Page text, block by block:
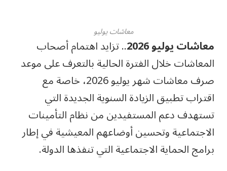
معاشات يوليو
معاشات يوليو 2026
.. تزايد اهتمام أصحاب
المعاشات خلال الفترة الحالية بالتعرف على موعد
صرف معاشات شهر يوليو 2026، خاصة مع
اقتراب تطبيق الزيادة السنوية الجديدة التي
تستهدف دعم المستفيدين من نظام التأمينات
الاجتماعية وتحسين أوضاعهم المعيشية في إطار
برامج الحماية الاجتماعية التي تنفذها الدولة.